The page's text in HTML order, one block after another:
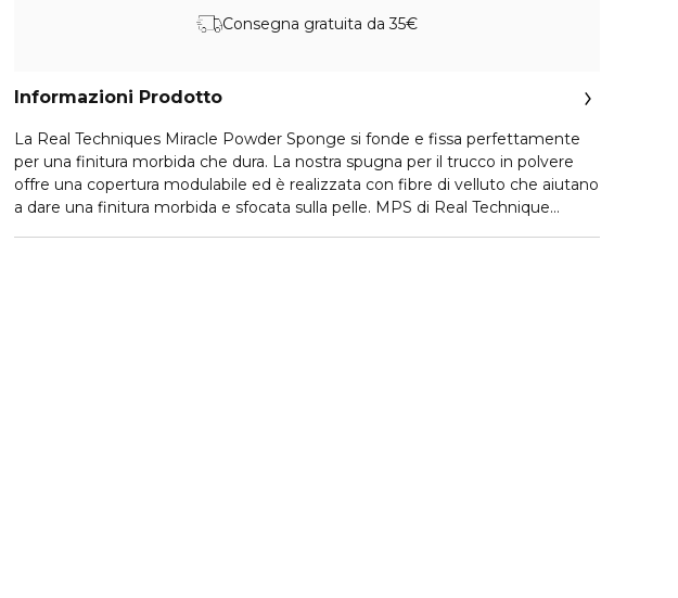
Consegna gratuita da 35€
Informazioni Prodotto
La Real Techniques Miracle Powder Sponge si fonde e fissa perfettamente
per una finitura morbida che dura. La nostra spugna per il trucco in polvere
offre una copertura modulabile ed è realizzata con fibre di velluto che aiutano
a dare una finitura morbida e sfocata sulla pelle. MPS di Real Technique